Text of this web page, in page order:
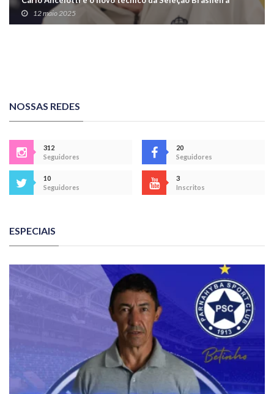
12 maio 2025
NOSSAS REDES
312
Seguidores
20
Seguidores
10
Seguidores
3
Inscritos
ESPECIAIS